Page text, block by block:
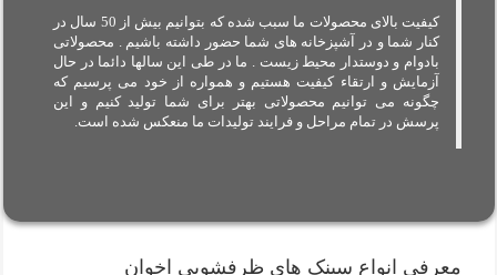
کیفیت بالای محصولات ما سبب شده که بتوانیم بیش از 50 سال در
کنار شما و در آشپزخانه های شما حضور داشته باشیم . محصولاتی
بادوام و دوستدار محیط زیست . ما در طی این سالها دائما در حال
آزمایش و ارتقاء کیفیت هستیم و همواره از خود می پرسیم که
چگونه می توانیم محصولاتی بهتر برای شما تولید کنیم و این
پرسش در تمام مراحل و فرایند تولیدات ما منعکس شده است.
معرفی انواع سینک های ظرفشویی اخوان